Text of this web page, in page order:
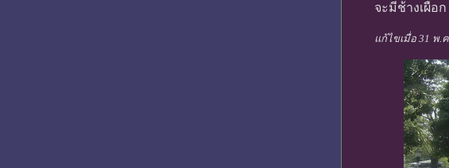
จะมีช้างเผือ
แก้ไขเมื่อ 31 พ.